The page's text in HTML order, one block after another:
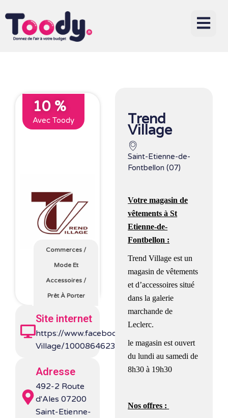
10 %
Avec Toody
Commerces /
Mode Et
Accessoires /
Prêt À Porter
Site internet
https://www.facebook.com/people/Trend-
Village/100086462317499/
Adresse
492-2 Route
d'Ales 07200
Saint-Etienne-
Trend
Village
Saint-Etienne-de-
Fontbellon (07)
Votre magasin de
vêtements à St
Etienne-de-
Fontbellon :
Trend Village est un
magasin de vêtements
et d’accessoires situé
dans la galerie
marchande de
Leclerc.
le magasin est ouvert
du lundi au samedi de
8h30 à 19h30
Nos offres :